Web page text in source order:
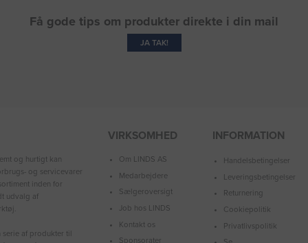
Få gode tips om produkter direkte i din mail
JA TAK!
og hurtigt kan
og servicevarer
inden for
udvalg af
af produkter til
VIRKSOMHED
Om LINDS AS
Medarbejdere
Sælgeroversigt
Job hos LINDS
Kontakt os
Sponsorater
INFORMATION
Handelsbetingelser
Leveringsbetingelser
Returnering
Cookiepolitik
Privatlivspolitik